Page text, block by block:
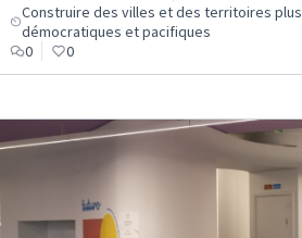
Construire des villes et des territoires plus
démocratiques et pacifiques
0
0